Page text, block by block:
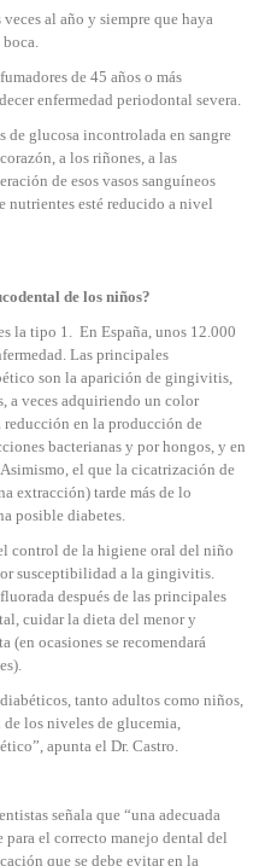
al año y siempre que haya
de 45 años o más
enfermedad periodontal severa.
glucosa incontrolada en sangre
a los riñones, a las
de esos vasos sanguíneos
nutrientes esté reducido a nivel
de los niños?
la tipo 1. En España, unos 12.000
Las principales
son la aparición de gingivitis,
a veces adquiriendo un color
reducción en la producción de
bacterianas y por hongos, y en
el que la cicatrización de
extracción) tarde más de lo
posible diabetes.
control de la higiene oral del niño
susceptibilidad a la gingivitis.
después de las principales
cuidar la dieta del menor y
(en ocasiones se recomendará
tanto adultos como niños,
los niveles de glucemia,
apunta el Dr. Castro.
señala que “una adecuada
el correcto manejo dental del
que se debe evitar en la